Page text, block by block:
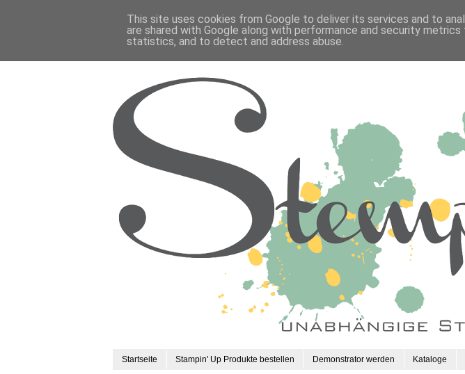
Startseite Stampin' Up Produkte bestellen Demonstrator werden Kataloge
This site uses cookies from Google to deliver its services and to
are shared with Google along with performance and security
statistics, and to detect and address abuse.